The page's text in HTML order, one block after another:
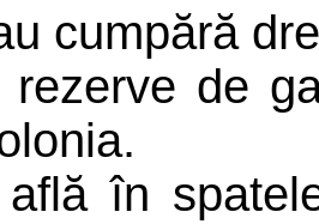
cumpără
rezerve de
în